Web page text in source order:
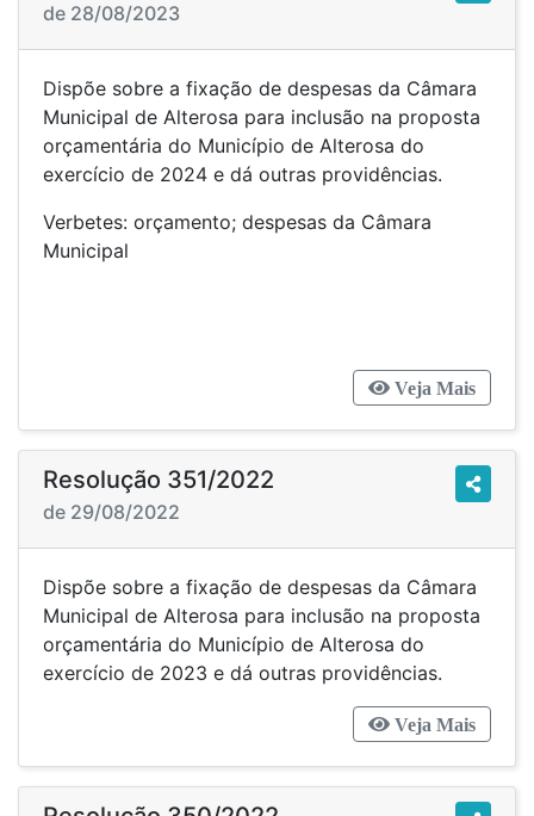
de 28/08/2023
Dispõe sobre a fixação de despesas da Câmara
Municipal de Alterosa para inclusão na proposta
orçamentária do Município de Alterosa do
exercício de 2024 e dá outras providências.
Verbetes: orçamento; despesas da Câmara
Municipal
Veja Mais
Resolução 351/2022
de 29/08/2022
Dispõe sobre a fixação de despesas da Câmara
Municipal de Alterosa para inclusão na proposta
orçamentária do Município de Alterosa do
exercício de 2023 e dá outras providências.
Veja Mais